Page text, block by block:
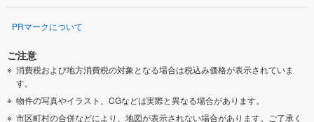
PRマークについて
ご注意
消費税および地方消費税の対象となる場合は税込み価格が表示されていま
す。
物件の写真やイラスト、CGなどは実際と異なる場合があります。
市区町村の合併などにより、地図が表示されない場合があります。ご了承く